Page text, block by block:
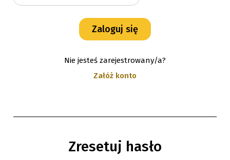
Nie jesteś zarejestrowany/a?
Załóż konto
Zresetuj hasło